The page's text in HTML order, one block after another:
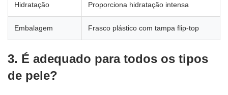
Hidratação Proporciona hidratação intensa
Embalagem Frasco plástico com tampa flip-top
3. É adequado para todos os tipos
de pele?